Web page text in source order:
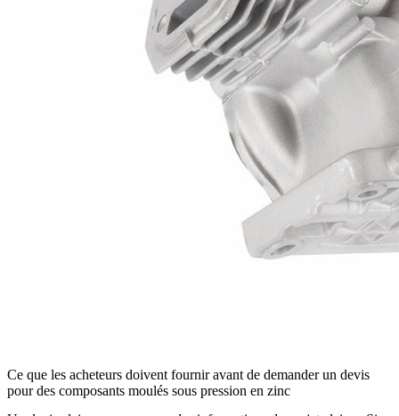
Ce que les acheteurs doivent fournir avant de demander un devis
pour des composants moulés sous pression en zinc